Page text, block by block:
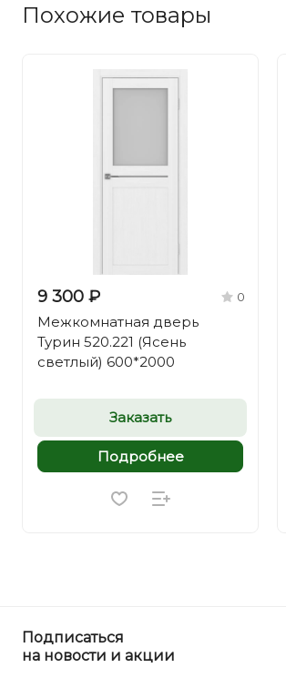
Похожие товары
9 300 ₽ 0
Межкомнатная дверь
Турин 520.221 (Ясень
светлый) 600*2000
Заказать
Подробнее
Подписаться
на новости и акции